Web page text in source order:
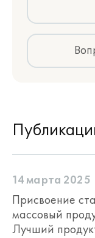
14 марта 2025
Присвоение
массовый
Лучший